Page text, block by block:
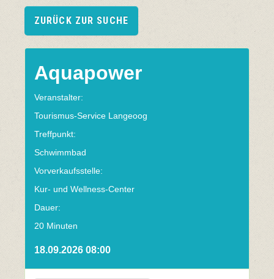
ZURÜCK ZUR SUCHE
Aquapower
Veranstalter:
Tourismus-Service Langeoog
Treffpunkt:
Schwimmbad
Vorverkaufsstelle:
Kur- und Wellness-Center
Dauer:
20 Minuten
18.09.2026 08:00